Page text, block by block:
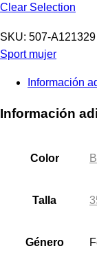
Clear Selection
SKU: 507-
Sport mujer
Información
Información
Color
Talla
Género